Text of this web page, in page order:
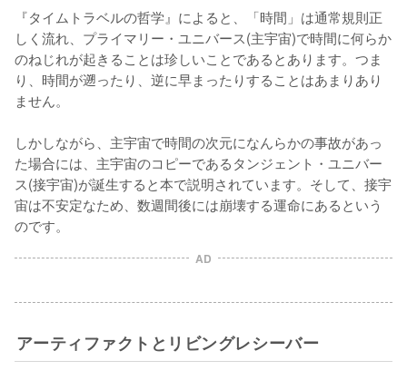
『タイムトラベルの哲学』によると、「時間」は通常規則正
しく流れ、プライマリー・ユニバース(主宇宙)で時間に何らか
のねじれが起きることは珍しいことであるとあります。つま
り、時間が遡ったり、逆に早まったりすることはあまりあり
ません。
しかしながら、主宇宙で時間の次元になんらかの事故があっ
た場合には、主宇宙のコピーであるタンジェント・ユニバー
ス(接宇宙)が誕生すると本で説明されています。そして、接宇
宙は不安定なため、数週間後には崩壊する運命にあるという
のです。
AD
アーティファクトとリビングレシーバー